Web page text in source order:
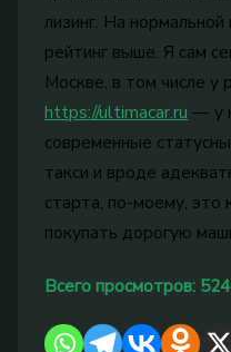
лизинг. На
рейтинг выше. Я сам
Москве, в том числе у
https://ultimacar.ru — у
современные
такси и вроде
старта, по-моему, это
покупать дорогую
Всего просмотров: 524